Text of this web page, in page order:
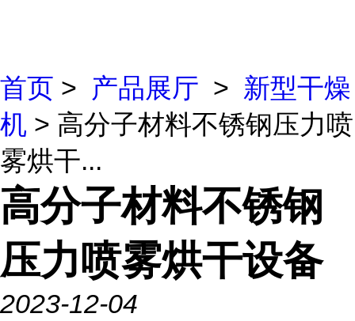
首页 > 产品展厅 > 新型干燥
机 > 高分子材料不锈钢压力喷
雾烘干...
高分子材料不锈钢
压力喷雾烘干设备
2023-12-04